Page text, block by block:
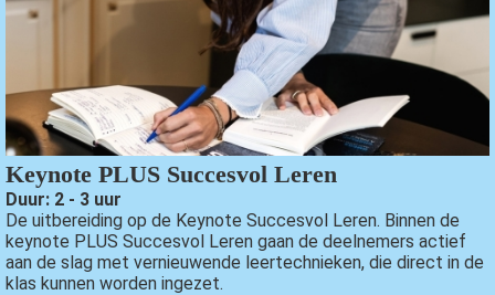
Keynote PLUS Succesvol Leren
Duur: 2 - 3 uur
De uitbereiding op de Keynote Succesvol Leren. Binnen de
keynote PLUS Succesvol Leren gaan de deelnemers actief
aan de slag met vernieuwende leertechnieken, die direct in de
klas kunnen worden ingezet.